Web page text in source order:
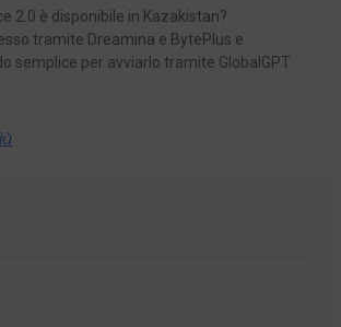
2.0 è disponibile in Kazakistan?
tramite Dreamina e BytePlus e
semplice per avviarlo tramite GlobalGPT